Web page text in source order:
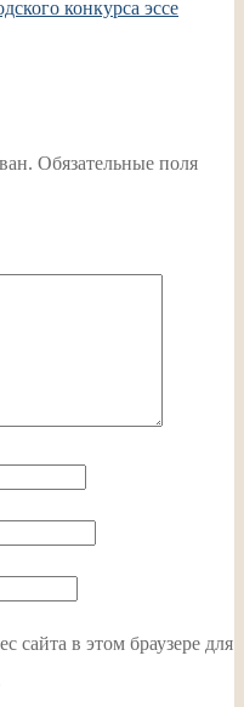
конкурса эссе
Обязательные поля
сайта в этом браузере для